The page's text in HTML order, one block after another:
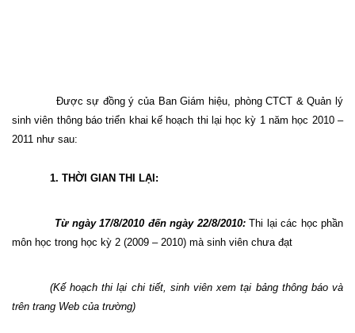
Được sự đồng ý của Ban Giám hiệu, phòng CTCT & Quản lý
sinh viên thông báo triển khai kế hoạch thi lại học kỳ 1 năm học 2010 –
2011 như sau:
1. THỜI GIAN THI LẠI:
Từ ngày 17/8/2010 đến ngày 22/8/2010:Thi lại các học phần
môn học trong học kỳ 2 (2009 – 2010) mà sinh viên chưa đạt
(Kế hoạch thi lại chi tiết, sinh viên xem tại bảng thông báo và
trên trang Web của trường)